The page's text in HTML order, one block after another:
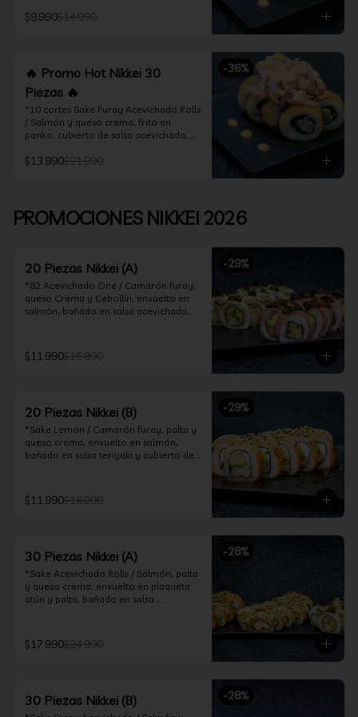
$9.990$14.990
-36%
🔥 Promo Hot Nikkei 30
Piezas 🔥
*10 cortes Sake Furay Acevichado Rolls
/ Salmón y queso crema, frito en
panko, cubierto de salsa acevichada,
*10 cortes Maguro Acevichado Rolls /
acevichado
$13.990$21.990
PROMOCIONES NIKKEI 2026
-29%
20 Piezas Nikkei (A)
*82 Acevichado One / Camarón furay,
queso Crema y Cebollín, envuelto en
salmón, bañado en salsa acevichada
y cebollin, frito en panko cubierto de
ceviche hot.
$11.990$16.990
-29%
20 Piezas Nikkei (B)
*Sake Lemon / Camarón furay, palta y
queso crema, envuelto en salmón,
bañado en salsa teriyaki y cubierto de
*Shrimp Fire Rolls /Palta y camarón
furay, envuelto en queso crema
*Incluye 2 palitos, 2 soya 30ml, 1 salsa
teriyaki 30ml
$11.990$16.990
-28%
30 Piezas Nikkei (A)
*Sake Acevichado Rolls / Salmón, palta
y queso crema, envuelto en plaqueta
atún y palta, bañado en salsa
*Shrimp Fire Rolls / Palta y camarón
furay, envuelto en queso crema
*Almond Furay / Pollo teriyaki, queso
crema y almendras tostadas, frito en
$17.990$24.990
-28%
30 Piezas Nikkei (B)